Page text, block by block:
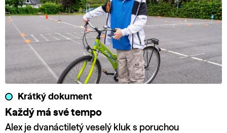
Krátký dokument
Každý má své tempo
Alex je dvanáctiletý veselý kluk s poruchou